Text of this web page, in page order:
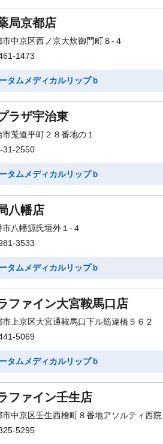
局京都店
中京区西ノ京大炊御門町８-４
1473
タムメディカルリップｂ
ラザ宇治東
莵道平町２８番地の１
31-2550
タムメディカルリップｂ
八幡店
八幡源氏垣外１-４
3533
タムメディカルリップｂ
ファイン大宮鞍馬口店
上京区大宮通鞍馬口下ル筋違橋５６２
5069
タムメディカルリップｂ
ファイン壬生店
市中京区壬生西檜町８番地アソルティ西
5295